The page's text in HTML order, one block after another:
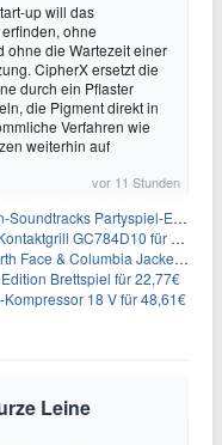
up will das
ohne
ohne die Wartezeit einer
CipherX ersetzt die
durch ein Pflaster
die Pigment direkt in
Verfahren wie
weiterhin auf
vor 11 Stunden
Partyspiel-Erweiterung für 6,99€
GC784D10 für 239,99€
& Columbia Jacken ab 39,60€
Brettspiel für 22,77€
18 V für 48,61€
Leine